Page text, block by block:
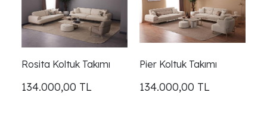
Rosita Koltuk Takımı
134.000,00 TL
Pier Koltuk Takımı
134.000,00 TL